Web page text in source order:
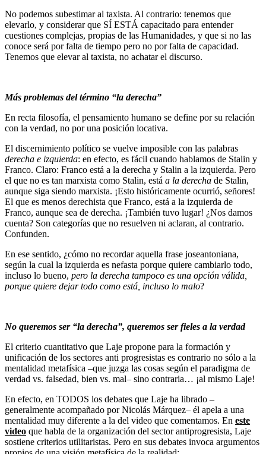
No podemos subestimar al taxista. Al contrario: tenemos que
elevarlo, y considerar que SÍ ESTÁ capacitado para entender
cuestiones complejas, propias de las Humanidades, y que si no las
conoce será por falta de tiempo pero no por falta de capacidad.
Tenemos que elevar al taxista, no achatar el discurso.
Más problemas del término “la derecha”
En recta filosofía, el pensamiento humano se define por su relación
con la verdad, no por una posición locativa.
El discernimiento político se vuelve imposible con las palabras
derecha e izquierda: en efecto, es fácil cuando hablamos de Stalin y
Franco. Claro: Franco está a la derecha y Stalin a la izquierda. Pero
el que no es tan marxista como Stalin, está a la derecha de Stalin,
aunque siga siendo marxista. ¡Esto históricamente ocurrió, señores!
El que es menos derechista que Franco, está a la izquierda de
Franco, aunque sea de derecha. ¡También tuvo lugar! ¿Nos damos
cuenta? Son categorías que no resuelven ni aclaran, al contrario.
Confunden.
En ese sentido, ¿cómo no recordar aquella frase joseantoniana,
según la cual la izquierda es nefasta porque quiere cambiarlo todo,
incluso lo bueno, pero la derecha tampoco es una opción válida,
porque quiere dejar todo como está, incluso lo malo?
No queremos ser “la derecha”, queremos ser fieles a la verdad
El criterio cuantitativo que Laje propone para la formación y
unificación de los sectores anti progresistas es contrario no sólo a la
mentalidad metafísica –que juzga las cosas según el paradigma de
verdad vs. falsedad, bien vs. mal– sino contraria… ¡al mismo Laje!
En efecto, en TODOS los debates que Laje ha librado –
generalmente acompañado por Nicolás Márquez– él apela a una
mentalidad muy diferente a la del video que comentamos. En este
video que habla de la organización del sector antiprogresista, Laje
sostiene criterios utilitaristas. Pero en sus debates invoca argumentos